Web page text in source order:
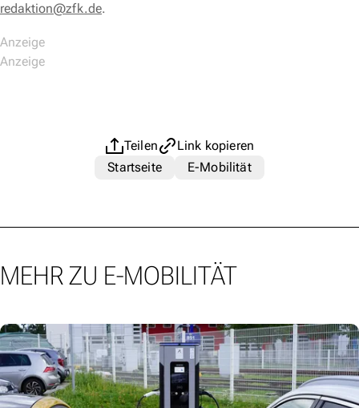
redaktion@zfk.de.
Teilen
Link kopieren
Startseite
E-Mobilität
MEHR ZU E-MOBILITÄT